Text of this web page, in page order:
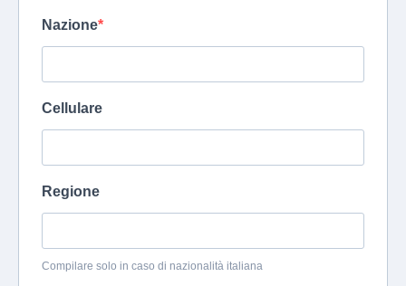
Nazione
Cellulare
Regione
Compilare solo in caso di nazionalità italiana